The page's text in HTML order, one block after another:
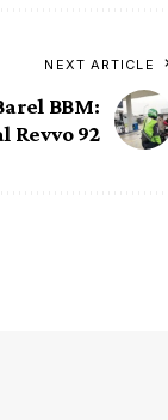
NEXT ARTICLE
BBM:
Revvo 92